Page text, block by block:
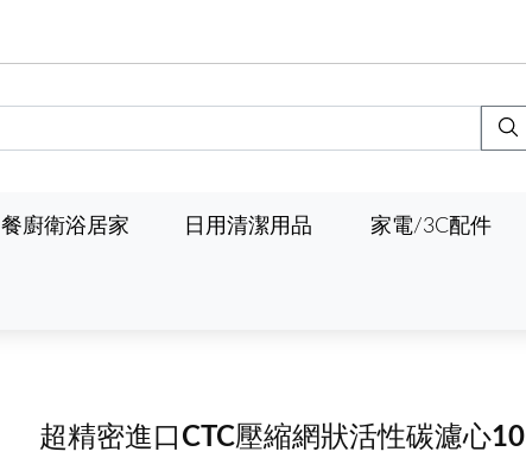
餐廚衛浴居家 日用清潔用品 家電/3C配件
超精密進口CTC壓縮網狀活性碳濾心10